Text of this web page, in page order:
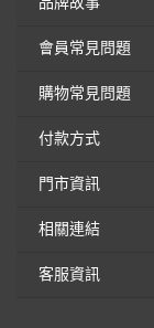
會員常見問題
購物常見問題
付款方式
門市資訊
相關連結
客服資訊